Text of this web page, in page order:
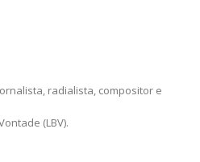
radialista, compositor e
(LBV).